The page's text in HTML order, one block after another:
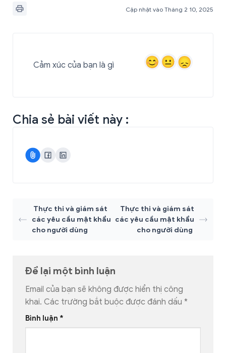
Cập nhật vào Tháng 2 10, 2025
Cảm xúc của bạn là gì
Chia sẻ bài viết này :
Thực thi và giám sát
các yêu cầu mật khẩu
cho người dùng
Thực thi và giám sát
các yêu cầu mật khẩu
cho người dùng
Để lại một bình luận
Email của bạn sẽ không được hiển thị công
khai. Các trường bắt buộc được đánh dấu *
Bình luận *